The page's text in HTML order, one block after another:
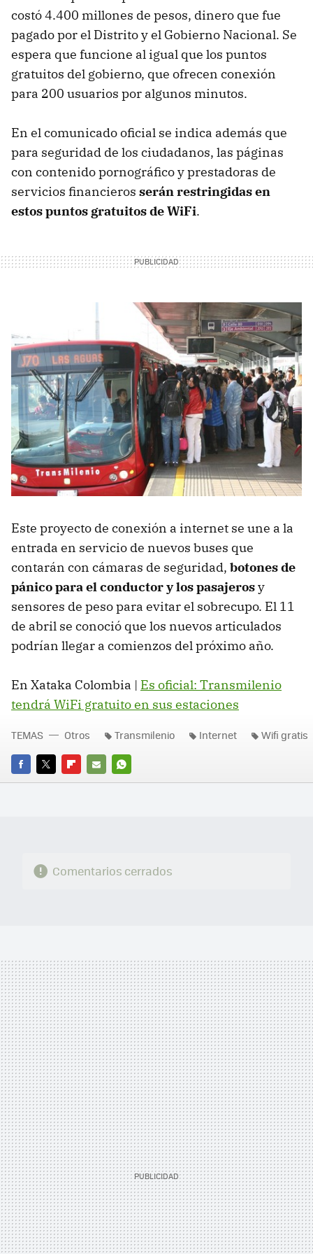
costó 4.400 millones de pesos, dinero que fue
pagado por el Distrito y el Gobierno Nacional. Se
espera que funcione al igual que los puntos
gratuitos del gobierno, que ofrecen conexión
para 200 usuarios por algunos minutos.
En el comunicado oficial se indica además que
para seguridad de los ciudadanos, las páginas
con contenido pornográfico y prestadoras de
servicios financieros serán restringidas en
estos puntos gratuitos de WiFi.
Este proyecto de conexión a internet se une a la
entrada en servicio de nuevos buses que
contarán con cámaras de seguridad, botones de
pánico para el conductor y los pasajerosy
sensores de peso para evitar el sobrecupo. El 11
de abril se conoció que los nuevos articulados
podrían llegar a comienzos del próximo año.
En Xataka Colombia | Es oficial: Transmilenio
tendrá WiFi gratuito en sus estaciones
FACEBOOK
TWITTERFLIPBOARD
E-
WHATSAPP
TEMAS Otros Transmilenio Internet Wifi gratis
Comentarios cerrados